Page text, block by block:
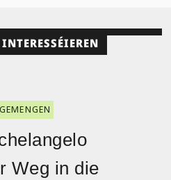
Weg in die